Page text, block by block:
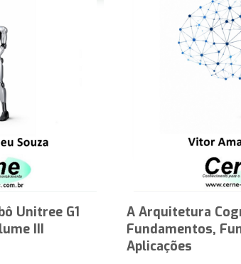
Unitree G1
III
A Arquitetura
Fundamentos,
Aplicações